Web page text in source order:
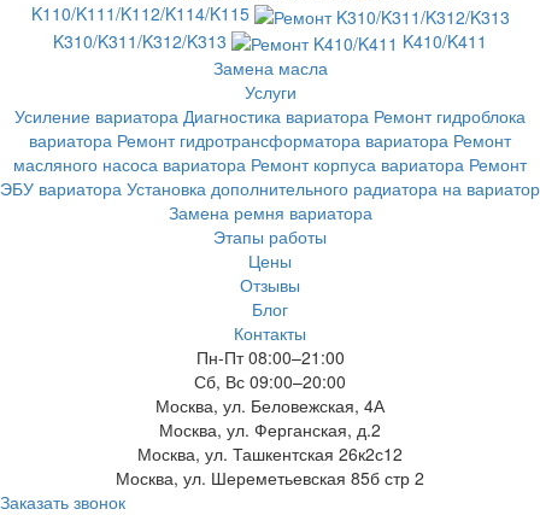
K110/K111/K112/K114/K115
K310/K311/K312/K313
K410/K411
Замена масла
Услуги
Усиление вариатора Диагностика вариатора Ремонт гидроблока
вариатора Ремонт гидротрансформатора вариатора Ремонт
масляного насоса вариатора Ремонт корпуса вариатора Ремонт
ЭБУ вариатора Установка дополнительного радиатора на вариатор
Замена ремня вариатора
Этапы работы
Цены
Отзывы
Блог
Контакты
Пн-Пт 08:00–21:00
Сб, Вс 09:00–20:00
Москва, ул. Беловежская, 4А
Москва, ул. Ферганская, д.2
Москва, ул. Ташкентская 26к2с12
Москва, ул. Шереметьевская 85б стр 2
Заказать звонок